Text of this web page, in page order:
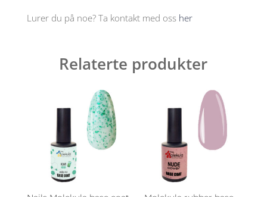
Lurer du på noe? Ta kontakt med oss her
Relaterte produkter